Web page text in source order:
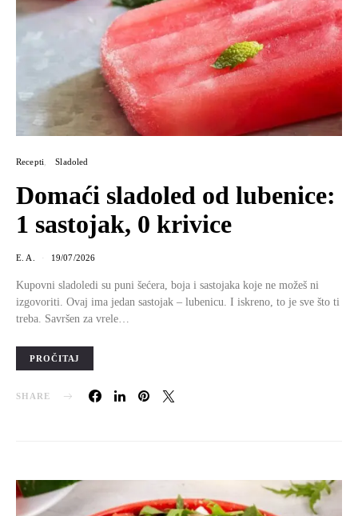
Recepti Sladoled
Domaći sladoled od lubenice:
1 sastojak, 0 krivice
E. A. 19/07/2026
Kupovni sladoledi su puni šećera, boja i sastojaka koje ne možeš ni
izgovoriti. Ovaj ima jedan sastojak – lubenicu. I iskreno, to je sve što ti
treba. Savršen za vrele…
PROČITAJ
SHARE